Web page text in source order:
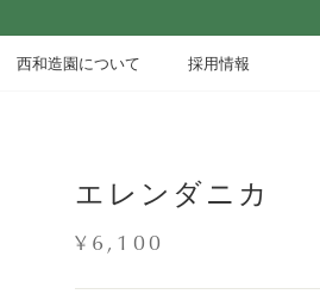
西和造園について 採用情報
エレンダニカ
Regular
¥6,100